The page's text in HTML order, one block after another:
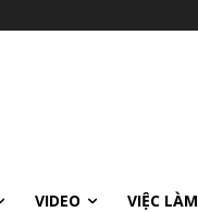
VIDEO VIỆC LÀM